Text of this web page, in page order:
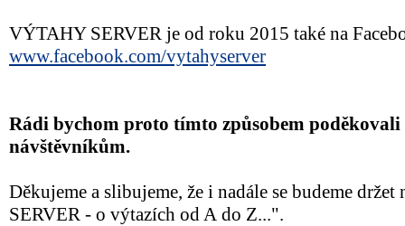
VÝTAHY SERVER je od roku 2015 také na
www.facebook.com/vytahyserver
Rádi bychom proto tímto způsobem poděkovali
návštěvníkům.
Děkujeme a slibujeme, že i nadále se budeme
SERVER - o výtazích od A do Z...".